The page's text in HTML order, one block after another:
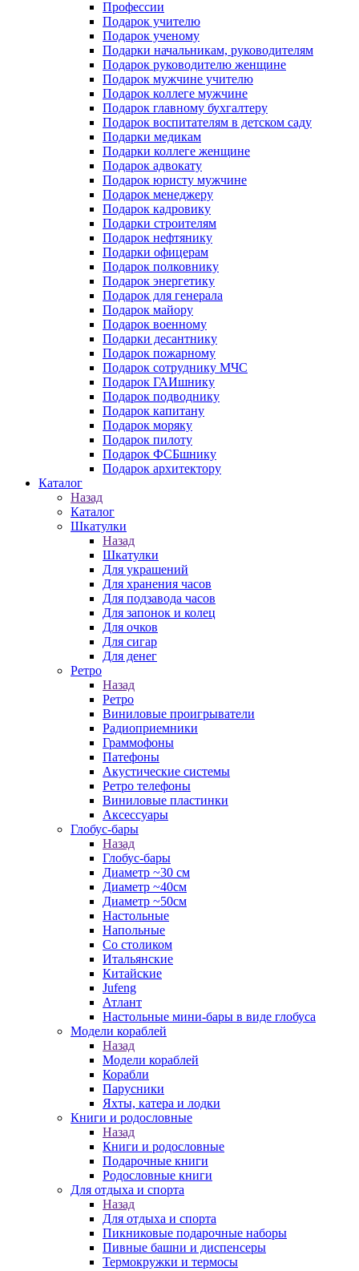
Профессии
Подарок учителю
Подарок ученому
Подарки начальникам, руководителям
Подарок руководителю женщине
Подарок мужчине учителю
Подарок коллеге мужчине
Подарок главному бухгалтеру
Подарок воспитателям в детском саду
Подарки медикам
Подарки коллеге женщине
Подарок адвокату
Подарок юристу мужчине
Подарок менеджеру
Подарок кадровику
Подарки строителям
Подарок нефтянику
Подарки офицерам
Подарок полковнику
Подарок энергетику
Подарок для генерала
Подарок майору
Подарок военному
Подарки десантнику
Подарок пожарному
Подарок сотруднику МЧС
Подарок ГАИшнику
Подарок подводнику
Подарок капитану
Подарок моряку
Подарок пилоту
Подарок ФСБшнику
Подарок архитектору
Каталог
Назад
Каталог
Шкатулки
Назад
Шкатулки
Для украшений
Для хранения часов
Для подзавода часов
Для запонок и колец
Для очков
Для сигар
Для денег
Ретро
Назад
Ретро
Виниловые проигрыватели
Радиоприемники
Граммофоны
Патефоны
Акустические системы
Ретро телефоны
Виниловые пластинки
Аксессуары
Глобус-бары
Назад
Глобус-бары
Диаметр ~30 см
Диаметр ~40см
Диаметр ~50см
Настольные
Напольные
Со столиком
Итальянские
Китайские
Jufeng
Атлант
Настольные мини-бары в виде глобуса
Модели кораблей
Назад
Модели кораблей
Корабли
Парусники
Яхты, катера и лодки
Книги и родословные
Назад
Книги и родословные
Подарочные книги
Родословные книги
Для отдыха и спорта
Назад
Для отдыха и спорта
Пикниковые подарочные наборы
Пивные башни и диспенсеры
Термокружки и термосы